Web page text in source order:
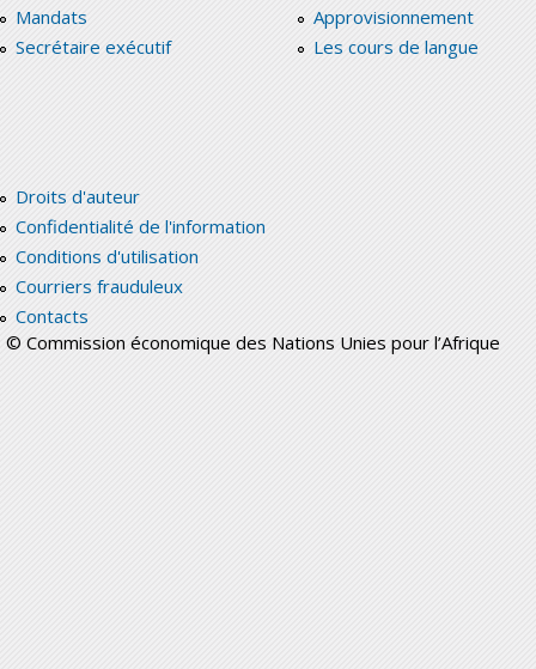
Mandats
Secrétaire exécutif
Approvisionnement
Les cours de langue
Droits d'auteur
Confidentialité de l'information
Conditions d'utilisation
Courriers frauduleux
Contacts
© Commission économique des Nations Unies pour l’Afrique